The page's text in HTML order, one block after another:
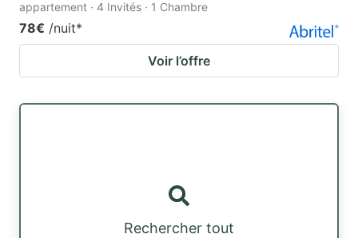
appartement · 4 Invités · 1 Chambre
78€ /nuit*
Voir l’offre
Rechercher tout